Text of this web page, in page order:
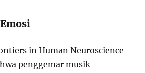
in Human Neuroscience
penggemar musik